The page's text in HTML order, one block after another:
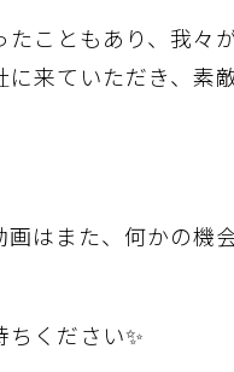
こともあり、我々
来ていただき、素
はまた、何かの機
ください✨